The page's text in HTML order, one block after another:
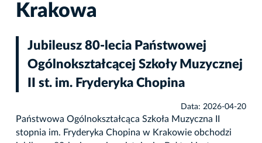
Krakowa
Jubileusz 80-lecia Państwowej
Ogólnokształcącej Szkoły Muzycznej
II st. im. Fryderyka Chopina
Data: 2026-04-20
Państwowa Ogólnokształcąca Szkoła Muzyczna II
stopnia im. Fryderyka Chopina w Krakowie obchodzi